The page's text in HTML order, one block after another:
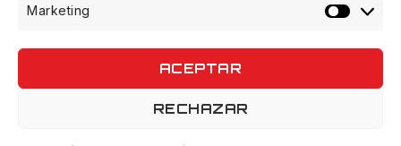
Marketing
ACEPTAR
RECHAZAR